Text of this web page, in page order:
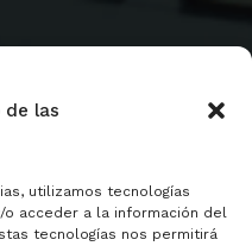
de las
utilizamos tecnologías
acceder a la información del
tecnologías nos permitirá
Calle B, Número
Castilla-La Mancha,